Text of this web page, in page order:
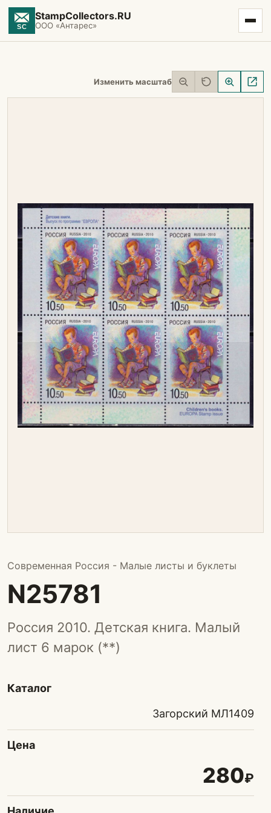
StampCollectors.RU
ООО «Антарес»
Изменить масштаб
Современная Россия - Малые листы и буклеты
N25781
Россия 2010. Детская книга. Малый
лист 6 марок (**)
Каталог
Загорский МЛ1409
Цена
280₽